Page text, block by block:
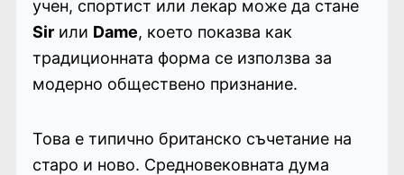
учен, спортист или лекар може да стане
Sirили Dame, което показва как
традиционната форма се използва за
модерно обществено признание.
Това е типично британско съчетание на
старо и ново. Средновековната дума